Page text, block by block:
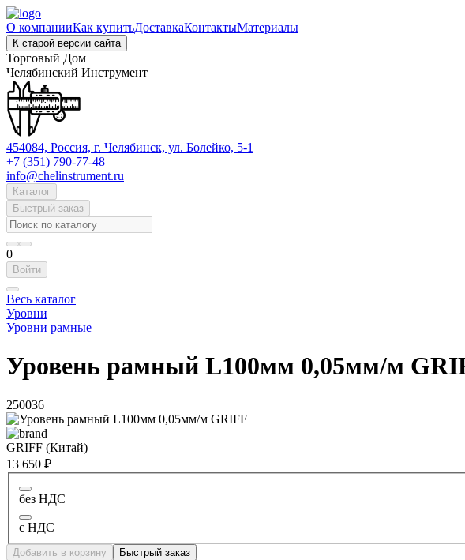
О компанииКак купитьДоставкаКонтактыМатериалы
К старой версии сайта
Торговый Дом
Челябинский Инструмент
454084, Россия, г. Челябинск, ул. Болейко, 5-1
+7 (351) 790-77-48
info@chelinstrument.ru
Каталог
Быстрый заказ
0
Войти
Весь каталог
Уровни
Уровни рамные
Уровень рамный L100мм 0,05мм/м
250036
GRIFF (Китай)
13 650 ₽
без НДС
с НДС
Добавить в корзину Быстрый заказ